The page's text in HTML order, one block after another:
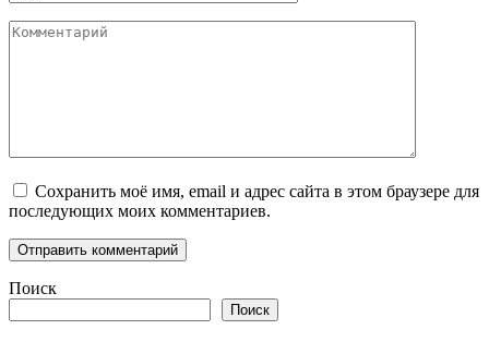
Комментарий
Сохранить моё имя, email и адрес сайта в этом браузере для
последующих моих комментариев.
Поиск
Поиск